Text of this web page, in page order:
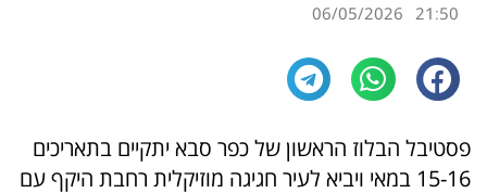
21:50
06/05/2026
פסטיבל הבלוז הראשון של כפר סבא יתקיים בתאריכים
15-16 במאי ויביא לעיר חגיגה מוזיקלית רחבת היקף עם